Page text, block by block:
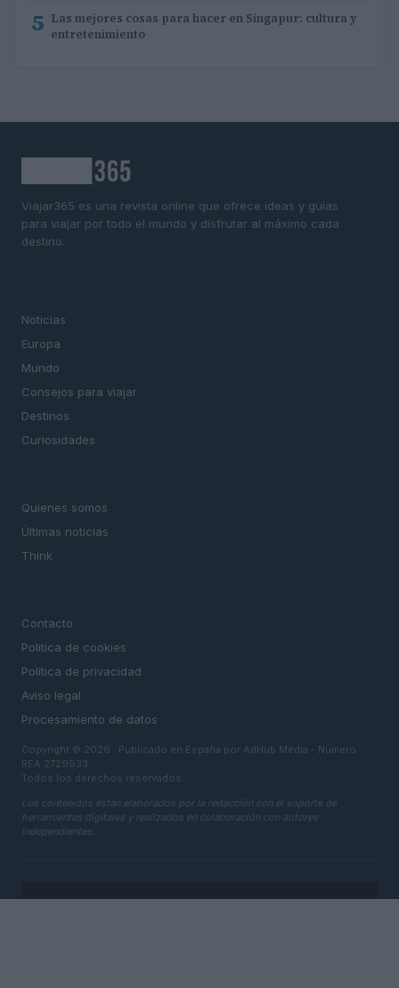
5 Las mejores cosas para hacer en Singapur: cultura y
entretenimiento
Viajar365 es una revista online que ofrece ideas y guías
para viajar por todo el mundo y disfrutar al máximo cada
destino.
Noticias
Europa
Mundo
Consejos para viajar
Destinos
Curiosidades
Quienes somos
Últimas noticias
Think
Contacto
Politica de cookies
Política de privacidad
Aviso legal
Procesamiento de datos
Copyright © 2026 · Publicado en España por AdHub Media - Numero
REA 2729933
Todos los derechos reservados
Los contenidos están elaborados por la redacción con el soporte de
herramientas digitales y realizados en colaboración con autores
independientes.